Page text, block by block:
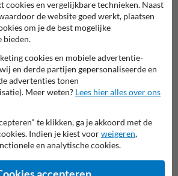
je ze opnieuw kunt gebruiken voor andere
de blauwe cirkel op de gewenste locatie en
Laat deze drogen en positioneer vervolgens
veiligheidshesje-pictogram voor de tweede
op asfalt, beton en tegels – het resultaat is
wegmarkering
zonder verf?Onze thermoplastische
cookies en vergelijkbare technieken. Naast
de website goed werkt, plaatsen
om je de best mogelijke
bieden.
cookies en mobiele advertentie-
en derde partijen gepersonaliseerde en
advertenties tonen
Meer weten? Lees hier alles over ons
te klikken, ga je akkoord met de
Indien je kiest voorweigeren,
en analytische cookies.